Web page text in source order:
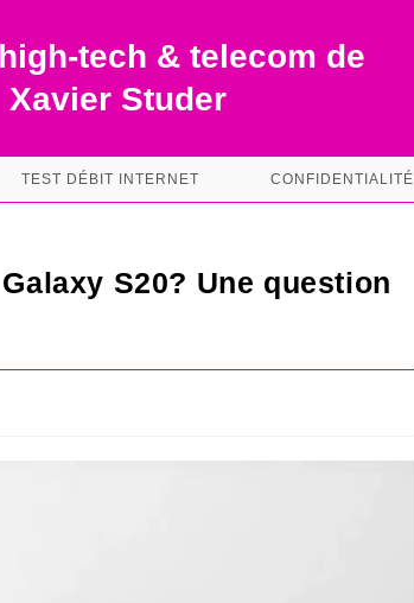
tech & telecom de
Xavier Studer
TEST DÉBIT INTERNET CONFIDENTIALITÉ
S20? Une question